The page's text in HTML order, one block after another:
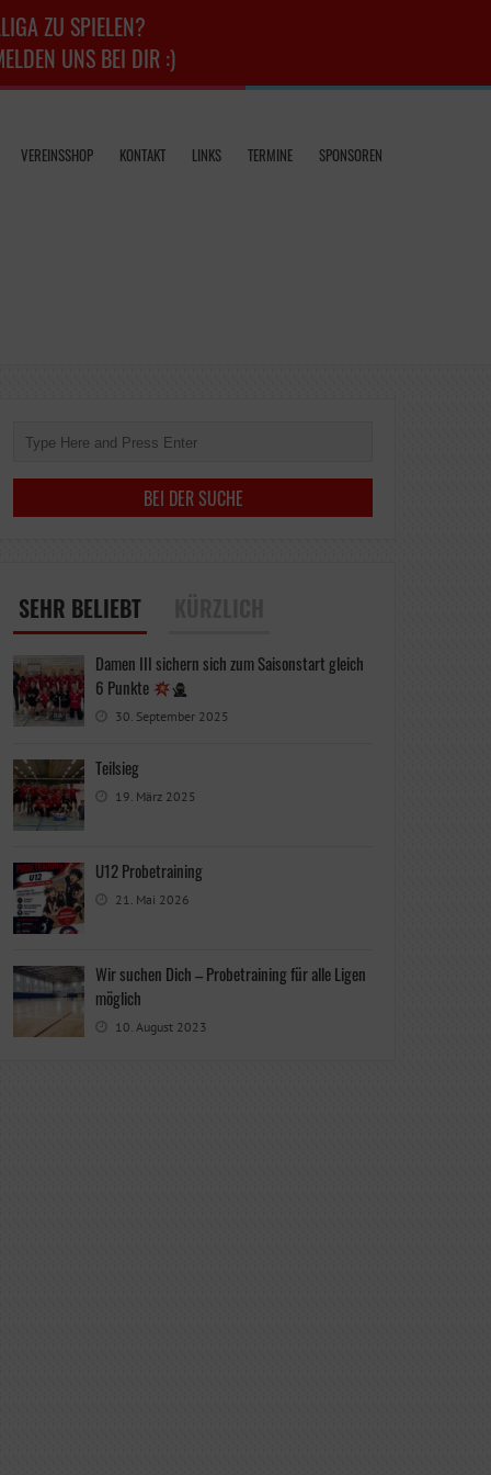
ZU SPIELEN?
UNS BEI DIR :)
VEREINSSHOP KONTAKT LINKS TERMINE SPONSOREN
SEHR BELIEBT
Damen III sichern sich zum Saisonstart gleich
6 Punkte
30. September 2025
Teilsieg
19. März 2025
U12 Probetraining
21. Mai 2026
Wir suchen Dich – Probetraining für alle Ligen
möglich
10. August 2023